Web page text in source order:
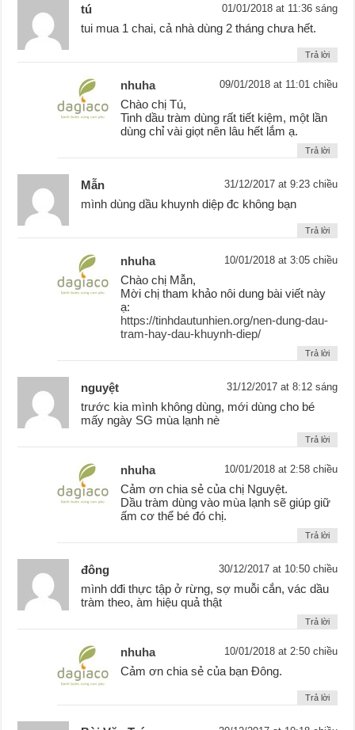
tú 01/01/2018 at 11:36 sáng
tui mua 1 chai, cả nhà dùng 2 tháng chưa hết.
Trả lời
nhuha 09/01/2018 at 11:01 chiều
Chào chị Tú,
Tinh dầu tràm dùng rất tiết kiệm, một lần
dùng chỉ vài giọt nên lâu hết lắm ạ.
Trả lời
Mẫn 31/12/2017 at 9:23 chiều
mình dùng dầu khuynh diệp đc không bạn
Trả lời
nhuha 10/01/2018 at 3:05 chiều
Chào chị Mẫn,
Mời chị tham khảo nôi dung bài viết này
ạ:
https://tinhdautunhien.org/nen-dung-dau-
tram-hay-dau-khuynh-diep/
Trả lời
nguyệt 31/12/2017 at 8:12 sáng
trước kia mình không dùng, mới dùng cho bé
mấy ngày SG mùa lạnh nè
Trả lời
nhuha 10/01/2018 at 2:58 chiều
Cảm ơn chia sẻ của chị Nguyệt.
Dầu tràm dùng vào mùa lạnh sẽ giúp giữ
ấm cơ thể bé đó chị.
Trả lời
đông 30/12/2017 at 10:50 chiều
mình dđi thực tập ở rừng, sợ muỗi cắn, vác dầu
tràm theo, àm hiệu quả thật
Trả lời
nhuha 10/01/2018 at 2:50 chiều
Cảm ơn chia sẻ của bạn Đông.
Trả lời